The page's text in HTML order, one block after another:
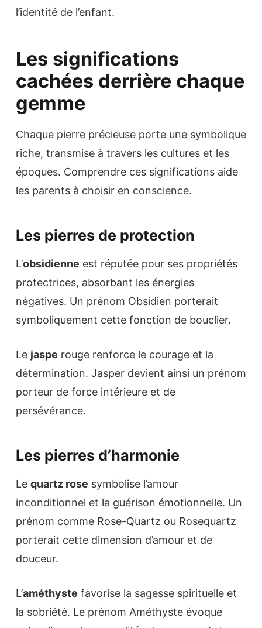
l’identité de l’enfant.
Les significations
cachées derrière chaque
gemme
Chaque pierre précieuse porte une symbolique
riche, transmise à travers les cultures et les
époques. Comprendre ces significations aide
les parents à choisir en conscience.
Les pierres de protection
L’obsidienne est réputée pour ses propriétés
protectrices, absorbant les énergies
négatives. Un prénom Obsidien porterait
symboliquement cette fonction de bouclier.
Le jaspe rouge renforce le courage et la
détermination. Jasper devient ainsi un prénom
porteur de force intérieure et de
persévérance.
Les pierres d’harmonie
Le quartz rose symbolise l’amour
inconditionnel et la guérison émotionnelle. Un
prénom comme Rose-Quartz ou Rosequartz
porterait cette dimension d’amour et de
douceur.
L’améthyste favorise la sagesse spirituelle et
la sobriété. Le prénom Améthyste évoque